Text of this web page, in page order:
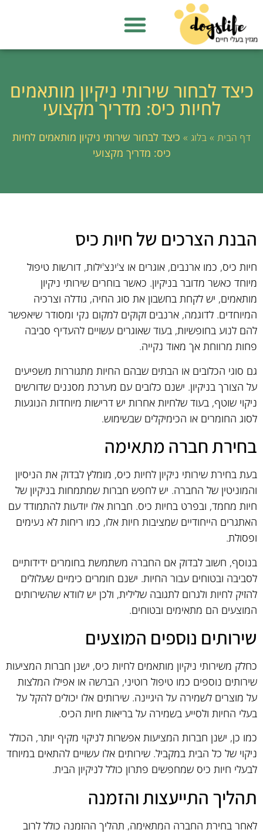
כיצד לבחור שירותי ניקיון מותאמים
לחיות כיס: מדריך מקצועי
דף הבית »בלוג » כיצד לבחור שירותי ניקיון מותאמים לחיות
כיס: מדריך מקצועי
הבנת הצרכים של חיות כיס
חיות כיס, כמו ארנבים, אוגרים או צ'ינצ'ילות, דורשות טיפול
מיוחד כאשר מדובר בניקיון. כאשר בוחרים שירותי ניקיון
מותאמים, יש לקחת בחשבון את סוג החיה, גודלה וצרכיה
המיוחדים. לדוגמה, ארנבים זקוקים למקום נקי ומסודר שיאפשר
להם לנוע בחופשיות, בעוד שאוגרים עשויים להעדיף סביבה
פחות מרווחת אך מאוד נקייה.
גם סוגי הכלובים או הבתים שבהם החיות מתגוררות משפיעים
על הצורך בניקיון. ישנם כלובים עם מערכת מסננים שדורשים
ניקוי שוטף, בעוד שלחיות אחרות יש דרישות מיוחדות הנוגעות
לסוג החומרים או הכימיקלים שבשימוש.
בחירת חברה מתאימה
בעת בחירת שירותי ניקיון לחיות כיס, מומלץ לבדוק את הניסיון
והמוניטין של החברה. יש לחפש חברות שמתמחות בניקיון של
חיות מחמד, ובפרט בחיות כיס. חברות אלו יודעות להתמודד עם
האתגרים הייחודיים שמציבות חיות אלו, כמו ריחות לא נעימים
ופסולת.
בנוסף, חשוב לבדוק אם החברה משתמשת בחומרים ידידותיים
לסביבה ובטוחים עבור החיות. ישנם חומרים כימיים שעלולים
להזיק לחיות ולגרום לתגובה שלילית, ולכן יש לוודא שהשירותים
המוצעים הם מתאימים ובטוחים.
שירותים נוספים המוצעים
כחלק משירותי ניקיון מותאמים לחיות כיס, ישנן חברות המציעות
שירותים נוספים כמו טיפול רוטיני, הברשה או אפילו המלצות
על מוצרים לשמירה על היגיינה. שירותים אלו יכולים להקל על
בעלי החיות ולסייע בשמירה על בריאות חיות הכיס.
כמו כן, ישנן חברות המציעות אפשרות לניקוי מקיף יותר, הכולל
ניקוי של כל הבית במקביל. שירותים אלו עשויים להתאים במיוחד
לבעלי חיות כיס שמחפשים פתרון כולל לניקיון הבית.
תהליך התייעצות והזמנה
לאחר בחירת החברה המתאימה, תהליך ההזמנה כולל לרוב